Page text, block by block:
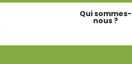
Qui sommes-
nous ?